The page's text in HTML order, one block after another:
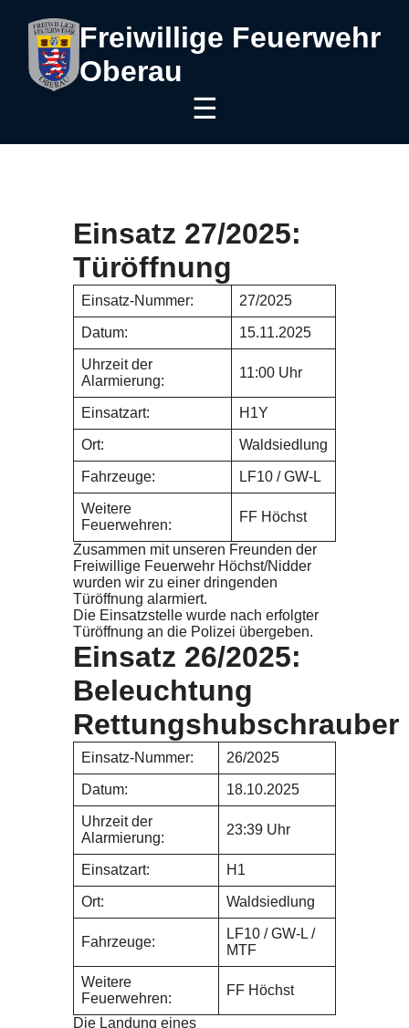
Freiwillige Feuerwehr
Oberau
☰
Einsatz 27/2025:
Türöffnung
Einsatz-Nummer: 27/2025
Datum: 15.11.2025
Uhrzeit der
Alarmierung:
11:00 Uhr
Einsatzart: H1Y
Ort: Waldsiedlung
Fahrzeuge: LF10 / GW-L
Weitere
Feuerwehren:
FF Höchst
Zusammen mit unseren Freunden der
Freiwillige Feuerwehr Höchst/Nidder
wurden wir zu einer dringenden
Türöffnung alarmiert.
Die Einsatzstelle wurde nach erfolgter
Türöffnung an die Polizei übergeben.
Einsatz 26/2025:
Beleuchtung
Rettungshubschrauber
Einsatz-Nummer: 26/2025
Datum: 18.10.2025
Uhrzeit der
Alarmierung:
23:39 Uhr
Einsatzart: H1
Ort: Waldsiedlung
Fahrzeuge:
LF10 / GW-L /
MTF
Weitere
Feuerwehren:
FF Höchst
Die Landung eines